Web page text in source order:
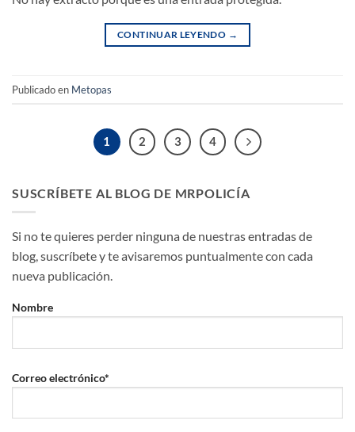
CONTINUAR LEYENDO →
Publicado en Metopas
1 2 3 4
SUSCRÍBETE AL BLOG DE MRPOLICÍA
Si no te quieres perder ninguna de nuestras entradas de
blog, suscríbete y te avisaremos puntualmente con cada
nueva publicación.
Nombre
Correo electrónico*